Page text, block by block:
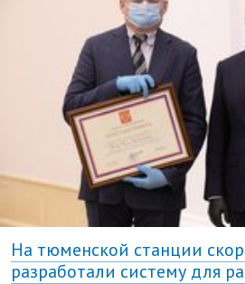
На тюменской станции
разработали систему для